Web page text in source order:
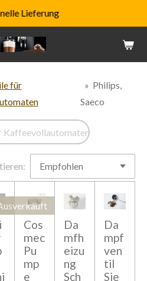
Lieferung
für
» Philips,
Saeco
Kaffeevollautomaten
Cos
mec
Pu
mp
e
Da
mfh
eizu
ng
Sch
Da
mpf
ven
til
Sie